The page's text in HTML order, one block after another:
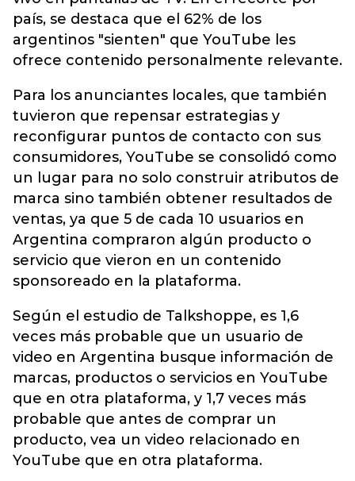
país, se destaca que el 62% de los
argentinos "sienten" que YouTube les
ofrece contenido personalmente relevante.
Para los anunciantes locales, que también
tuvieron que repensar estrategias y
reconfigurar puntos de contacto con sus
consumidores, YouTube se consolidó como
un lugar para no solo construir atributos de
marca sino también obtener resultados de
ventas, ya que 5 de cada 10 usuarios en
Argentina compraron algún producto o
servicio que vieron en un contenido
sponsoreado en la plataforma.
Según el estudio de Talkshoppe, es 1,6
veces más probable que un usuario de
video en Argentina busque información de
marcas, productos o servicios en YouTube
que en otra plataforma, y 1,7 veces más
probable que antes de comprar un
producto, vea un video relacionado en
YouTube que en otra plataforma.